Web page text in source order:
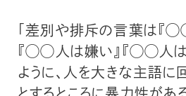
「差別や排斥の言葉は『
『◯◯人は嫌い』『◯◯人は
ように、人を大きな主語に